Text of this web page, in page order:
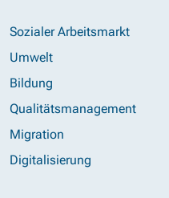
Sozialer Arbeitsmarkt
Umwelt
Bildung
Qualitätsmanagement
Migration
Digitalisierung